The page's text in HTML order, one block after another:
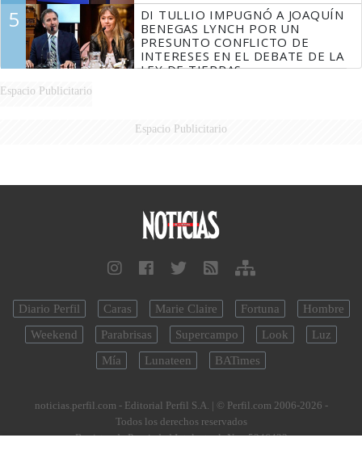
5
DI TULLIO IMPUGNÓ A JOAQUÍN
BENEGAS LYNCH POR UN
PRESUNTO CONFLICTO DE
INTERESES EN EL DEBATE DE LA
LEY DE TIERRAS
Espacio Publicitario
Espacio Publicitario
Diario Perfil Caras Marie Claire Fortuna
Hombre
Weekend
Parabrisas Supercampo Look
Luz
Mía
Lunateen BATimes
noticias.perfil.com - Editorial Perfil S.A. | © Perfil.com 2006-2026 -
Todos los derechos reservados
Registro de Propiedad Intelectual: Nro. 5346433